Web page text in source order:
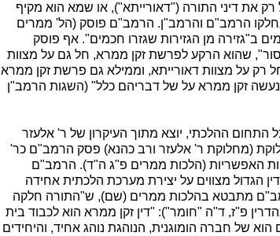
את דיני התורה ("דאורייתא"), או שמא הוא מקיף
הרמב"ם והרמב"ן. הרמב"ם פוסק (הל' ממרים
ב"גזירה מן הגזירות שגזרו חכמים". אף פוסק
שהוא הרקע לפרשת זקן ממרא, חל גם על מצוות
רק על מצוות דאורייתא, וממילא גם פרשת זקן ממרא
זקן ממרא על של דבריהם כלל" (השגות הרמב"ן
ההלכתי, יוצא מתוך העיקרון של ר' אלעזר
(מחלוקת ר' אלעזר ורב כהנא) פסק הרמב"ם כר'
האפשריות (הלכות ממרים פ"ג ה"ד). הרמב"ם
הגדול מצווים על יצירת מערכת הלכתית אחידה
מתבטא בהלכות ממרים (שם), ש"התורה חלקה
פ"ז, ד"ה "חומר"): "דין זקן ממרא הוא לכבוד בית
של חברה הומוגנית, הנוהגת נוהג אחיד, והיחידים